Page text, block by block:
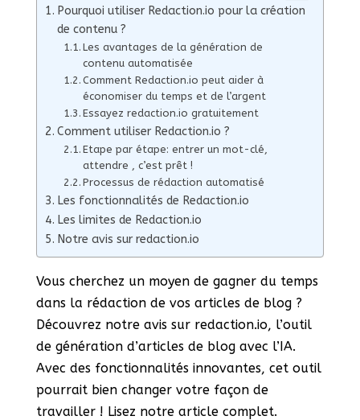
Pourquoi utiliser Redaction.io pour la création
de contenu ?
Les avantages de la génération de
contenu automatisée
Comment Redaction.io peut aider à
économiser du temps et de l’argent
Essayez redaction.io gratuitement
Comment utiliser Redaction.io ?
Etape par étape: entrer un mot-clé,
attendre , c’est prêt !
Processus de rédaction automatisé
Les fonctionnalités de Redaction.io
Les limites de Redaction.io
Notre avis sur redaction.io
Vous cherchez un moyen de gagner du temps
dans la rédaction de vos articles de blog ?
Découvrez notre avis sur redaction.io, l’outil
de génération d’articles de blog avec l’IA.
Avec des fonctionnalités innovantes, cet outil
pourrait bien changer votre façon de
travailler ! Lisez notre article complet.